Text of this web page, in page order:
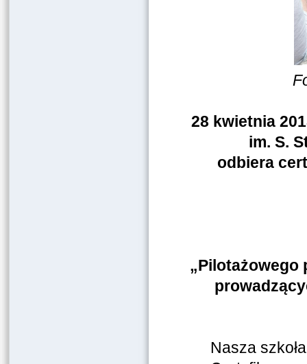
28 kwietnia
im. S.
odbiera
„Pilotażowego
Nasza